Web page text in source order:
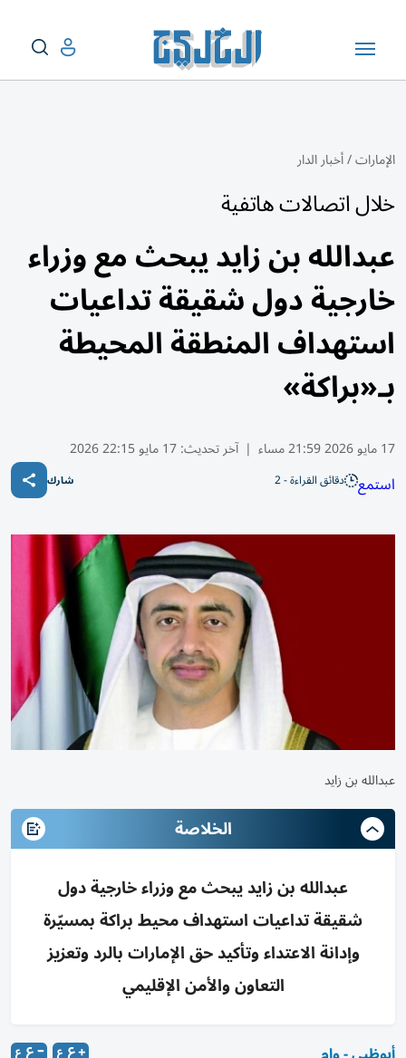
الإمارات/أخبار الدار
خلال اتصالات هاتفية
عبدالله بن زايد يبحث مع وزراء
خارجية دول شقيقة تداعيات
استهداف المنطقة المحيطة
بـ«براكة»
17 مايو 2026 21:59 مساء | آخر تحديث:17 مايو 22:15 2026
استمع دقائق القراءة - 2 شارك
عبدالله بن زايد
الخلاصة
عبدالله بن زايد يبحث مع وزراء خارجية دول
شقيقة تداعيات استهداف محيط براكة بمسيّرة
وإدانة الاعتداء وتأكيد حق الإمارات بالرد وتعزيز
التعاون والأمن الإقليمي